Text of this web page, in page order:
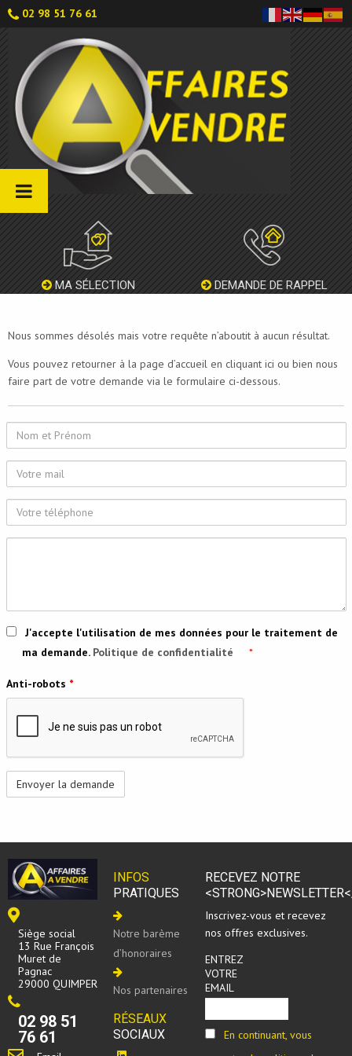
02 98 51 76 61
MA SÉLECTION DEMANDE DE RAPPEL
Nous sommes désolés mais votre requête n’aboutit à aucun résultat.
Vous pouvez retourner à la page d’accueil en cliquant ici ou bien nous
faire part de votre demande via le formulaire ci-dessous.
Nom
et
Prénom
Votre
mail
Votre
téléphone
J'accepte l'utilisation de mes données pour le traitement de
ma demande. Politique de confidentialité *
Anti-robots *
Siège social
13 Rue François
Muret de
Pagnac
29000 QUIMPER
02 98 51
76 61
INFOS
PRATIQUES
Notre barème
d’honoraires
Nos partenaires
RÉSEAUX
SOCIAUX
RECEVEZ NOTRE
Inscrivez-vous et recevez
nos offres exclusives.
ENTREZ
VOTRE
EMAIL
En continuant, vous